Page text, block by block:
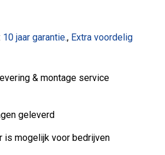
10 jaar garantie., Extra voordelig
& montage service
geleverd
is mogelijk voor bedrijven